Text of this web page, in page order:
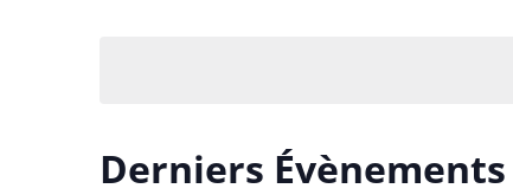
Évènements
Derniers Évènements